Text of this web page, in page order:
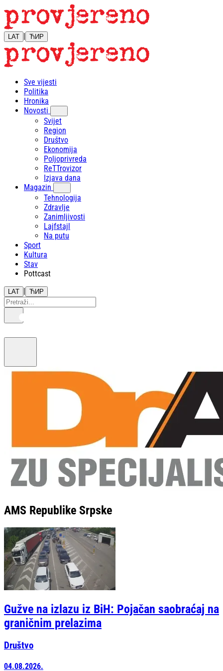
LAT | ЋИР
Sve vijesti
Politika
Hronika
Novosti
Svijet
Region
Društvo
Ekonomija
Poljoprivreda
ReTTrovizor
Izjava dana
Magazin
Tehnologija
Zdravlje
Zanimljivosti
Lajfstajl
Na putu
Sport
Kultura
Stav
Pottcast
LAT | ЋИР
AMS Republike Srpske
Gužve na izlazu iz BiH: Pojačan saobraćaj na
graničnim prelazima
Društvo
04.08.2026.